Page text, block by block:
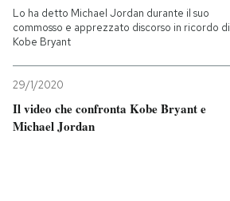
Lo ha detto Michael Jordan durante il suo
commosso e apprezzato discorso in ricordo di
Kobe Bryant
29/1/2020
Il video che confronta Kobe Bryant e
Michael Jordan